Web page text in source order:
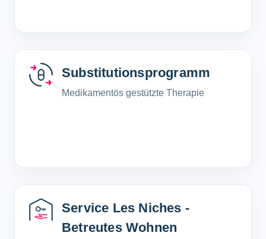
Substitutionsprogramm
Medikamentös gestützte Therapie
Service Les Niches -
Betreutes Wohnen